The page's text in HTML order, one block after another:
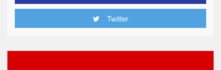
Twitter